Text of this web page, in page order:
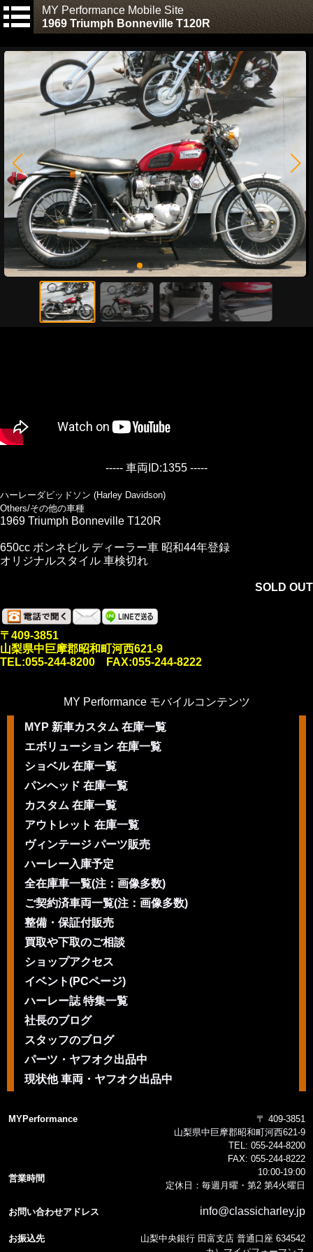
MY Performance Mobile Site
1969 Triumph Bonneville T120R
----- 車両ID:1355 -----
ハーレーダビッドソン (Harley Davidson)
Others/その他の車種
1969 Triumph Bonneville T120R
650cc ボンネビル ディーラー車 昭和44年登録
オリジナルスタイル 車検切れ
SOLD OUT
〒409-3851
山梨県中巨摩郡昭和町河西621-9
TEL:055-244-8200 FAX:055-244-8222
MY Performance モバイルコンテンツ
MYP 新車カスタム 在庫一覧
エボリューション 在庫一覧
ショベル 在庫一覧
パンヘッド 在庫一覧
カスタム 在庫一覧
アウトレット 在庫一覧
ヴィンテージ パーツ販売
ハーレー入庫予定
全在庫車一覧(注：画像多数)
ご契約済車両一覧(注：画像多数)
整備・保証付販売
買取や下取のご相談
ショップアクセス
イベント(PCページ)
ハーレー誌 特集一覧
社長のブログ
スタッフのブログ
パーツ・ヤフオク出品中
現状他 車両・ヤフオク出品中
MYPerformance
〒 409-3851
山梨県中巨摩郡昭和町河西621-9
TEL: 055-244-8200
FAX: 055-244-8222
営業時間
10:00-19:00
定休日：毎週月曜・第2 第4火曜日
お問い合わせアドレス info@classicharley.jp
お振込先
山梨中央銀行 田富支店 普通口座 634542